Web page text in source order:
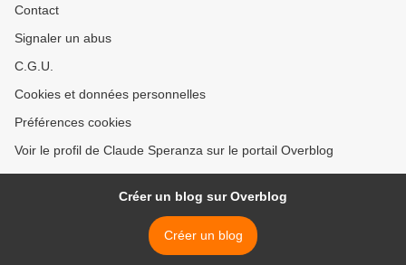
Contact
Signaler un abus
C.G.U.
Cookies et données personnelles
Préférences cookies
Voir le profil de Claude Speranza sur le portail Overblog
Créer un blog sur Overblog
Créer un blog